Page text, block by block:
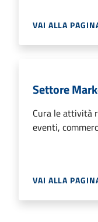
VAI ALLA
Settore
Cura le attività
eventi,
VAI ALLA